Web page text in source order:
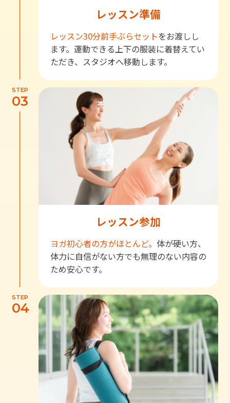
レッスン準備
レッスン30分前手ぶらセットをお渡しし
ます。運動できる上下の服装に着替えてい
ただき、スタジオへ移動します。
STEP
03
レッスン参加
ヨガ初心者の方がほとんど。 体が硬い方、
体力に自信がない方でも無理のない内容の
ため安心です。
STEP
04